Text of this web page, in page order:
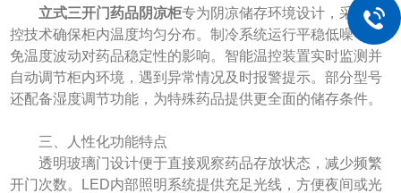
立式三开门药品阴凉柜专为阴凉储存环境设计，采用温
控技术确保柜内温度均匀分布。制冷系统运行平稳低噪，避
免温度波动对药品稳定性的影响。智能温控装置实时监测并
自动调节柜内环境，遇到异常情况及时报警提示。部分型号
还配备湿度调节功能，为特殊药品提供更全面的储存条件。
​​三、人性化功能特点​​
透明玻璃门设计便于直接观察药品存放状态，减少频繁
开门次数。LED内部照明系统提供充足光线，方便夜间或光